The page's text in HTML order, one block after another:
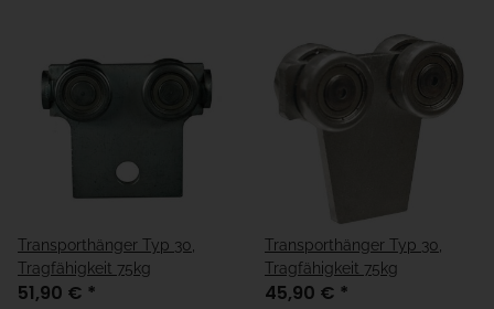
Transporthänger Typ 30,
Tragfähigkeit 75kg
51,90 € *
Transporthänger Typ 30,
Tragfähigkeit 75kg
45,90 € *